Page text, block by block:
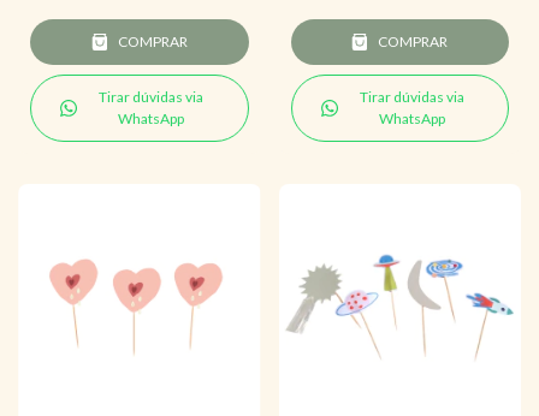
COMPRAR
Tirar dúvidas via
WhatsApp
COMPRAR
Tirar dúvidas via
WhatsApp